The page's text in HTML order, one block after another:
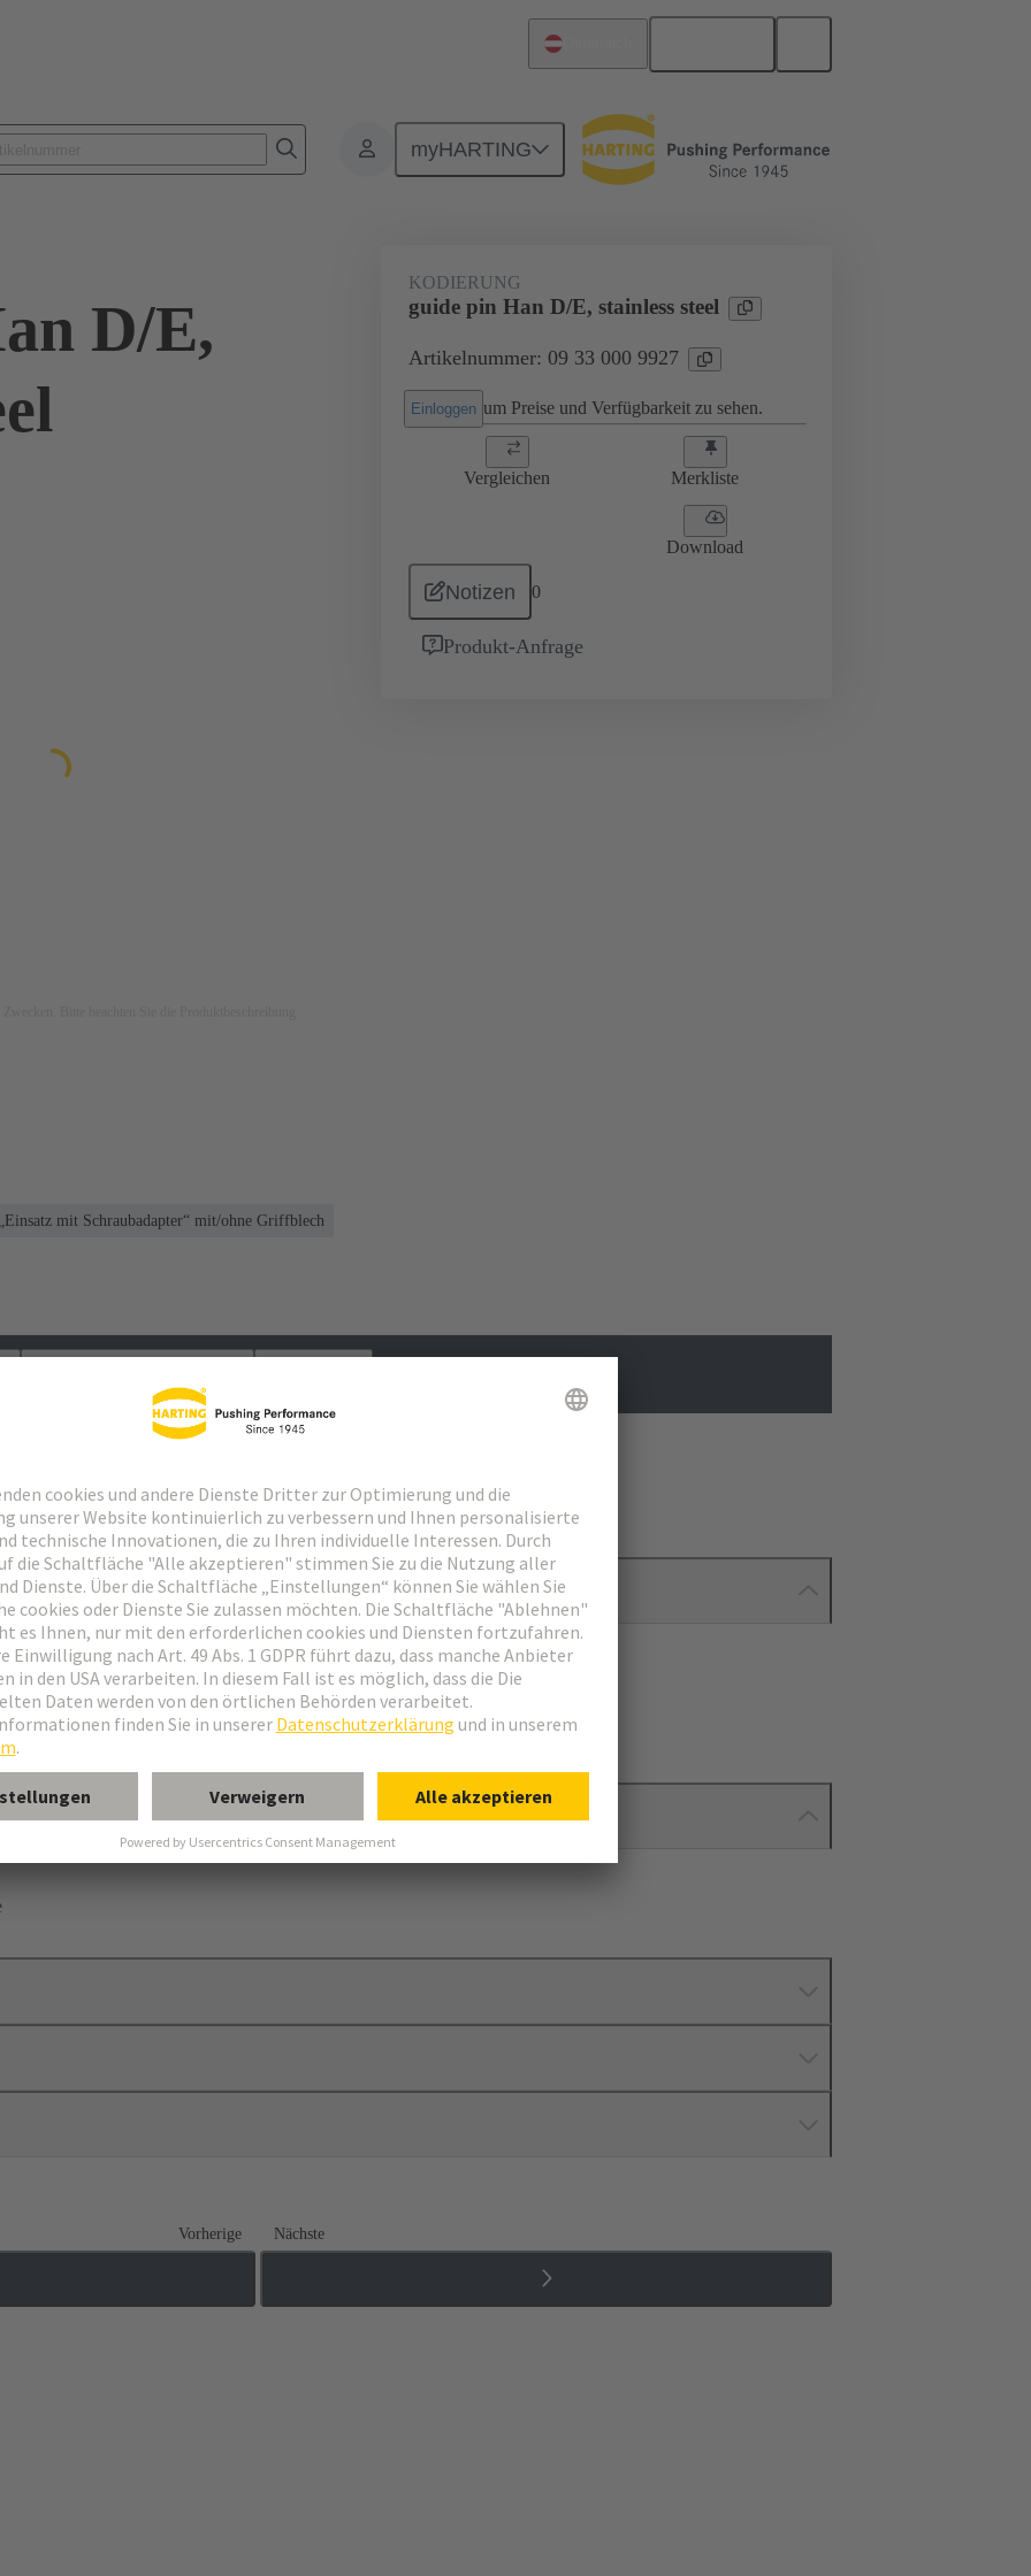
myHARTING
Zubehör Kodier- und Führungselemente 09 33 000 9927
D/E,
KODIERUNG
guide pin Han D/E, stainless steel
Artikelnummer: 09 33 000 9927
Einloggen um Preise und Verfügbarkeit zu sehen.
Vergleichen Merkliste
Download
Notizen 0
Produkt-Anfrage
mit Schraubadapter“ mit/ohne Griffblech
buchsen
mit Schraubadapter“ mit/ohne Griffblech
Vorherige Nächste